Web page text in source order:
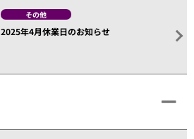
その他
2025年4月休業日のお知らせ